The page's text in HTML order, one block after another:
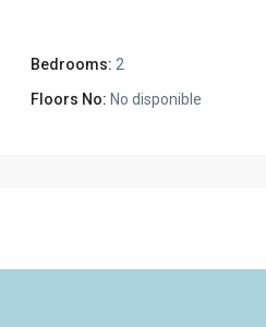
Bedrooms: 2
Floors No: No disponible